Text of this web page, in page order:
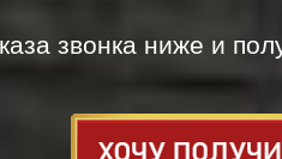
звонка ниже и